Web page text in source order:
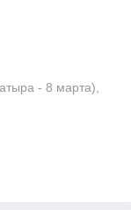
- 8 марта),